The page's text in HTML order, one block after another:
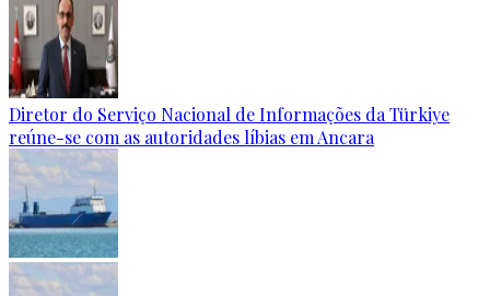
Diretor do Serviço Nacional de Informações da Türkiye
reúne-se com as autoridades líbias em Ancara